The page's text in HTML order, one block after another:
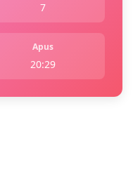
7
Apus
20:29